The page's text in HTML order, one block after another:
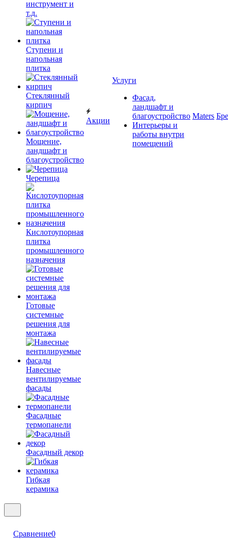
инструмент и
т.д.
Ступени и
напольная
плитка
Cтеклянный
кирпич
Мощение,
ландшафт и
благоустройство
Черепица
Кислотоупорная
плитка
промышленного
назначения
Готовые
системные
решения для
монтажа
Навесные
вентилируемые
фасады
Фасадные
термопанели
Фасадный декор
Гибкая
керамика
Акции
Услуги
Фасад,
ландшафт и
благоустройство
Интерьеры и
работы внутри
помещений
Maters
Сравнение0